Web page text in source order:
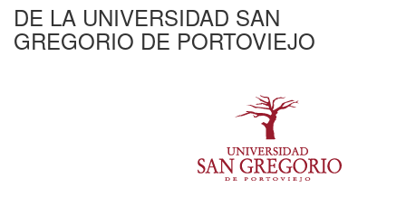
DE LA UNIVERSIDAD SAN
GREGORIO DE PORTOVIEJO